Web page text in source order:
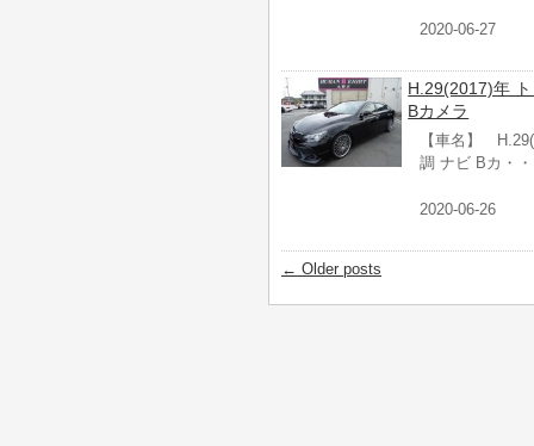
2020-06-27
H.29(2017)年
Bカメラ
【車名】
調 ナビ Bカ・
2020-06-26
← Older posts